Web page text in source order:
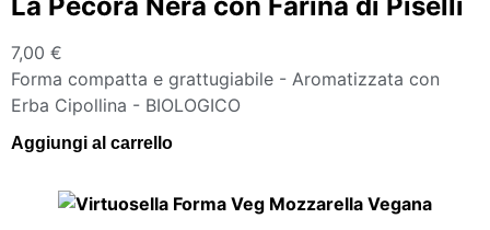
7,00 €
Forma compatta e grattugiabile - Aromatizzata con
Erba Cipollina - BIOLOGICO
Aggiungi al carrello